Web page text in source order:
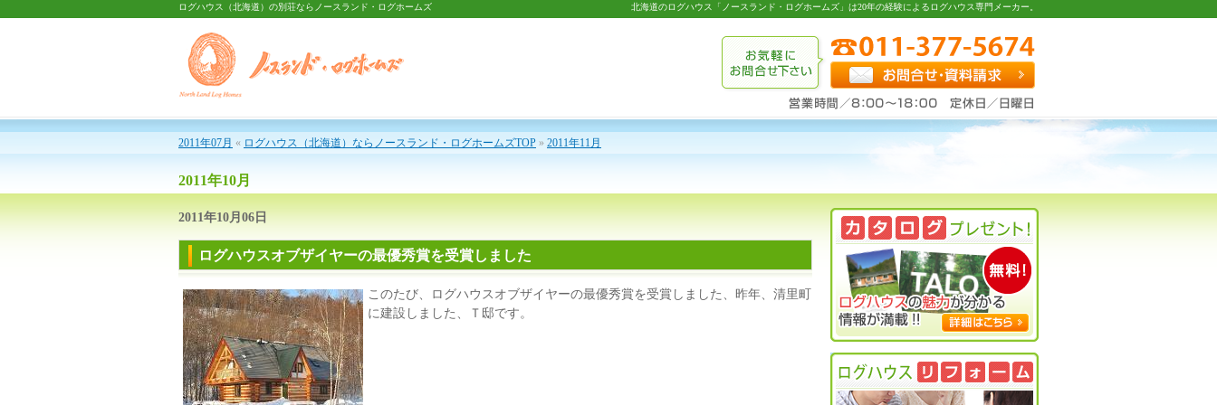
2011年10月
北海道のログハウス「ノースランド・ログホームズ」は20年の経験によるログハウス専門メーカー。
ログハウス（北海道）の別荘ならノースランド・ログホームズ
2011年10月06日
ログハウスオブザイヤーの最優秀賞を受賞しました
このたび、ログハウスオブザイヤーの最優秀賞を受賞しました、昨年、清里町
に建設しました、Ｔ邸です。
お問合せ・資料請求
2011年07月 « ログハウス（北海道）ならノースランド・ログホームズTOP » 2011年11月